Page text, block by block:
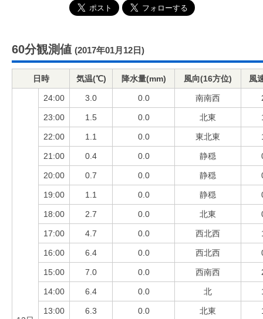
60分観測値 (2017年01月12日)
日時 気温(℃) 降水量(mm) 風向(16方位) 風
24:00 3.0 0.0 南南西
23:00 1.5 0.0 北東
22:00 1.1 0.0 東北東
21:00 0.4 0.0 静穏
20:00 0.7 0.0 静穏
19:00 1.1 0.0 静穏
18:00 2.7 0.0 北東
17:00 4.7 0.0 西北西
16:00 6.4 0.0 西北西
15:00 7.0 0.0 西南西
14:00 6.4 0.0 北
13:00 6.3 0.0 北東